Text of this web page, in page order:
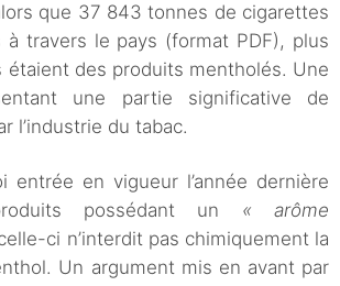
que 37 843 tonnes de cigarettes
à travers le pays (format PDF), plus
étaient des produits mentholés. Une
une partie significative de
l’industrie du tabac.
entrée en vigueur l’année dernière
possédant un « arôme
ci n’interdit pas chimiquement la
Un argument mis en avant par